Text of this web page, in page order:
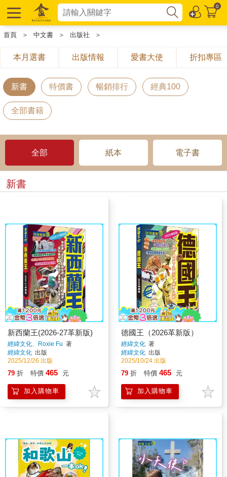
0
首頁 ＞ 中文書 ＞ 出版社 ＞
本月選書 出版情報 愛書大使 折扣專區
新書 特價書 暢銷排行 經典100
全部書籍
全部 紙本 電子書
新書
新西蘭王(2026-27革新版)
經緯文化、Roxie Fu 著
經緯文化 出版
2025/12/26 出版
79 折 特價 465 元
加入購物車
德國王（2026革新版）
經緯文化 著
經緯文化 出版
2025/10/24 出版
79 折 特價 465 元
加入購物車